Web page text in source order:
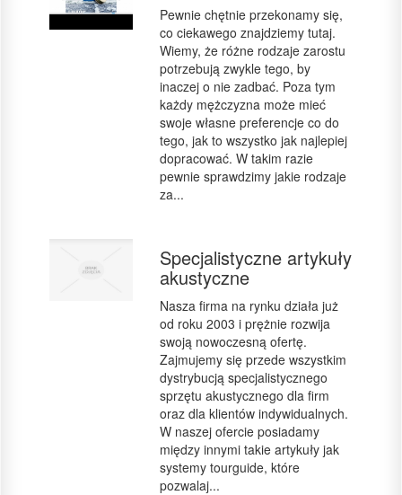
Pewnie chętnie przekonamy się,
co ciekawego znajdziemy tutaj.
Wiemy, że różne rodzaje zarostu
potrzebują zwykle tego, by
inaczej o nie zadbać. Poza tym
każdy mężczyzna może mieć
swoje własne preferencje co do
tego, jak to wszystko jak najlepiej
dopracować. W takim razie
pewnie sprawdzimy jakie rodzaje
za...
Specjalistyczne artykuły
akustyczne
Nasza firma na rynku działa już
od roku 2003 i prężnie rozwija
swoją nowoczesną ofertę.
Zajmujemy się przede wszystkim
dystrybucją specjalistycznego
sprzętu akustycznego dla firm
oraz dla klientów indywidualnych.
W naszej ofercie posiadamy
między innymi takie artykuły jak
systemy tourguide, które
pozwalaj...